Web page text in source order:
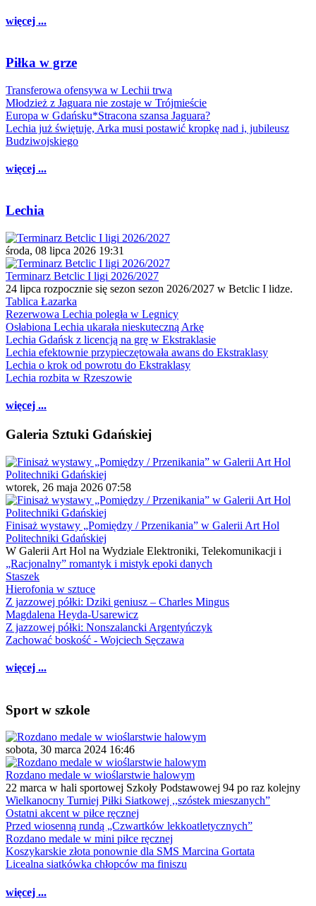
więcej ...
Piłka w grze
Transferowa ofensywa w Lechii trwa
Młodzież z Jaguara nie zostaje w Trójmieście
Europa w Gdańsku*Stracona szansa Jaguara?
Lechia już świętuje, Arka musi postawić kropkę nad i, jubileusz
Budziwojskiego
więcej ...
Lechia
środa, 08 lipca 2026 19:31
Terminarz Betclic I ligi 2026/2027
24 lipca rozpocznie się sezon sezon 2026/2027 w Betclic I lidze.
Tablica Łazarka
Rezerwowa Lechia poległa w Legnicy
Osłabiona Lechia ukarała nieskuteczną Arkę
Lechia Gdańsk z licencją na grę w Ekstraklasie
Lechia efektownie przypieczętowała awans do Ekstraklasy
Lechia o krok od powrotu do Ekstraklasy
Lechia rozbita w Rzeszowie
więcej ...
Galeria Sztuki Gdańskiej
wtorek, 26 maja 2026 07:58
Finisaż wystawy „Pomiędzy / Przenikania” w Galerii Art Hol
Politechniki Gdańskiej
W Galerii Art Hol na Wydziale Elektroniki, Telekomunikacji i
„Racjonalny” romantyk i mistyk epoki danych
Staszek
Hierofonia w sztuce
Z jazzowej półki: Dziki geniusz – Charles Mingus
Magdalena Heyda-Usarewicz
Z jazzowej półki: Nonszalancki Argentyńczyk
Zachować boskość - Wojciech Sęczawa
więcej ...
Sport w szkole
sobota, 30 marca 2024 16:46
Rozdano medale w wioślarstwie halowym
22 marca w hali sportowej Szkoły Podstawowej 94 po raz kolejny
Wielkanocny Turniej Piłki Siatkowej ,,szóstek mieszanych”
Ostatni akcent w piłce ręcznej
Przed wiosenną rundą „Czwartków lekkoatletycznych”
Rozdano medale w mini piłce ręcznej
Koszykarskie złota ponownie dla SMS Marcina Gortata
Licealna siatkówka chłopców ma finiszu
więcej ...